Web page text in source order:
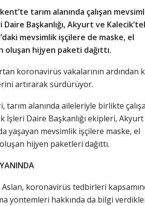
tarım alanında çalışan
Başkanlığı, Akyurt ve
mevsimlik işçilere de maske, el
oluşan hijyen paketi dağıttı.
koronavirüs vakalarının ardından
artırarak sürdürüyor.
tarım alanında aileleriyle birlikte
İşleri Daire Başkanlığı ekipleri, Akyurt
yaşayan mevsimlik işçilere maske, el
hijyen paketleri dağıttı.
Aslan, koronavirüs tedbirleri
yöntemleri hakkında da bilgi